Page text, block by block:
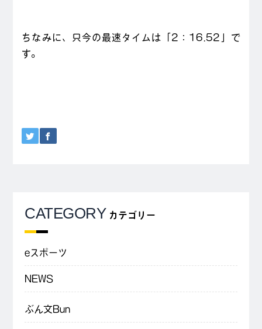
ちなみに、只今の最速タイムは「2：16.52」で
す。
CATEGORY カテゴリー
eスポーツ
NEWS
ぶん文Bun